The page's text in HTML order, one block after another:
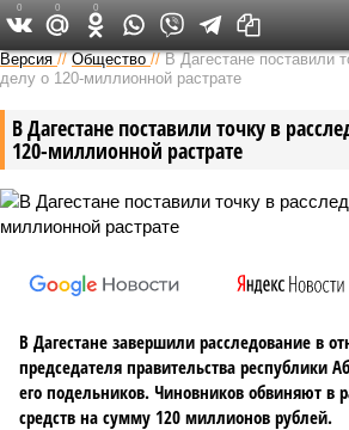
Версия на Кавказе
Версия //Общество //В Дагестане поставили
делу о 120-миллионной растрате
В Дагестане поставили точку в
120-миллионной растрате
В Дагестане завершили расследование в
председателя правительства республики
его подельников. Чиновников обвиняют в
средств на сумму 120 миллионов рублей.
0 0 0